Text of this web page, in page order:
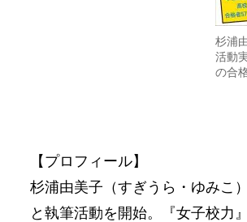
杉浦
活動
の合
【プロフィール】
杉浦由美子（すぎうら・ゆみこ
と執筆活動を開始。『女子校